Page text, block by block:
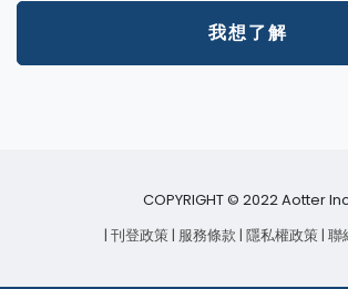
我想了解
COPYRIGHT © 2022 Aotter
| 刊登政策| 服務條款 | 隱私權政策| 聯